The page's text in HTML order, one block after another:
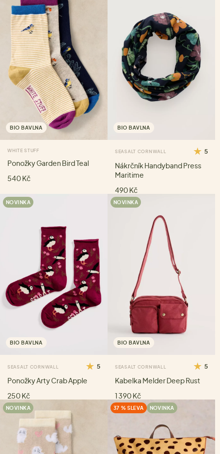
BIO BAVLNA
WHITE STUFF
Ponožky Garden Bird Teal
540 Kč
BIO BAVLNA
SEASALT CORNWALL 5
Nákrčník Handyband Press
Maritime
490 Kč
NOVINKA
BIO BAVLNA
SEASALT CORNWALL 5
Ponožky Arty Crab Apple
250 Kč
NOVINKA
BIO BAVLNA
SEASALT CORNWALL 5
Kabelka Melder Deep Rust
1 390 Kč
NOVINKA 37 % SLEVA NOVINKA